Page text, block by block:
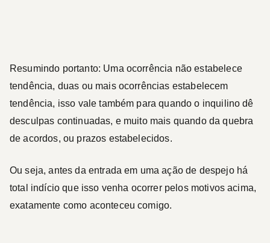
Resumindo portanto: Uma ocorrência não estabelece
tendência, duas ou mais ocorrências estabelecem
tendência, isso vale também para quando o inquilino dê
desculpas continuadas, e muito mais quando da quebra
de acordos, ou prazos estabelecidos.
Ou seja, antes da entrada em uma ação de despejo há
total indício que isso venha ocorrer pelos motivos acima,
exatamente como aconteceu comigo.